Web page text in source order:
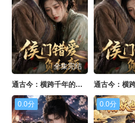
全集完结
通古今：横跨千年的超时空救赎
0.0分 0.0分